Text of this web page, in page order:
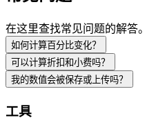
在这里查找常见问题的解答。
如何计算百分比变化？
可以计算折扣和小费吗？
我的数值会被保存或上传吗？
工具